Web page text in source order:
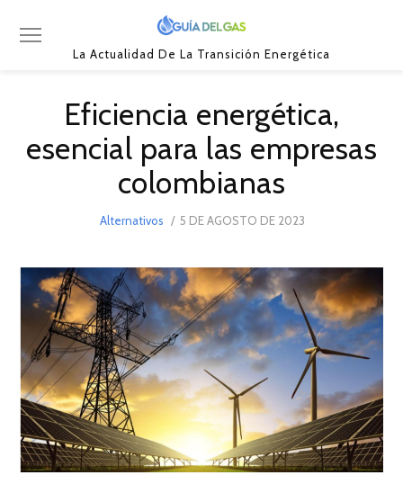
La Actualidad De La Transición Energética
Eficiencia energética,
esencial para las empresas
colombianas
Alternativos
POSTED
5 DE AGOSTO DE 2023